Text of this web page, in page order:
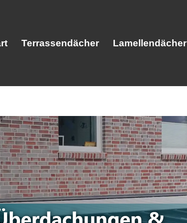
Terrassendächer Lamellendächer